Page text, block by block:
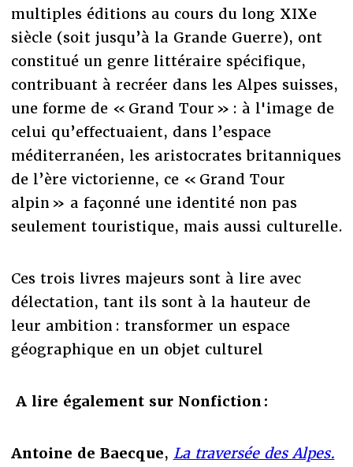
multiples éditions au cours du long XIXe
siècle (soit jusqu’à la Grande Guerre), ont
constitué un genre littéraire spécifique,
contribuant à recréer dans les Alpes suisses,
une forme de « Grand Tour » : à l'image de
celui qu’effectuaient, dans l’espace
méditerranéen, les aristocrates britanniques
de l’ère victorienne, ce « Grand Tour
alpin » a façonné une identité non pas
seulement touristique, mais aussi culturelle.
Ces trois livres majeurs sont à lire avec
délectation, tant ils sont à la hauteur de
leur ambition : transformer un espace
géographique en un objet culturel
A lire également sur Nonfiction :
Antoine de Baecque, La traversée des Alpes.